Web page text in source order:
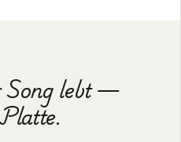
Song lebt —